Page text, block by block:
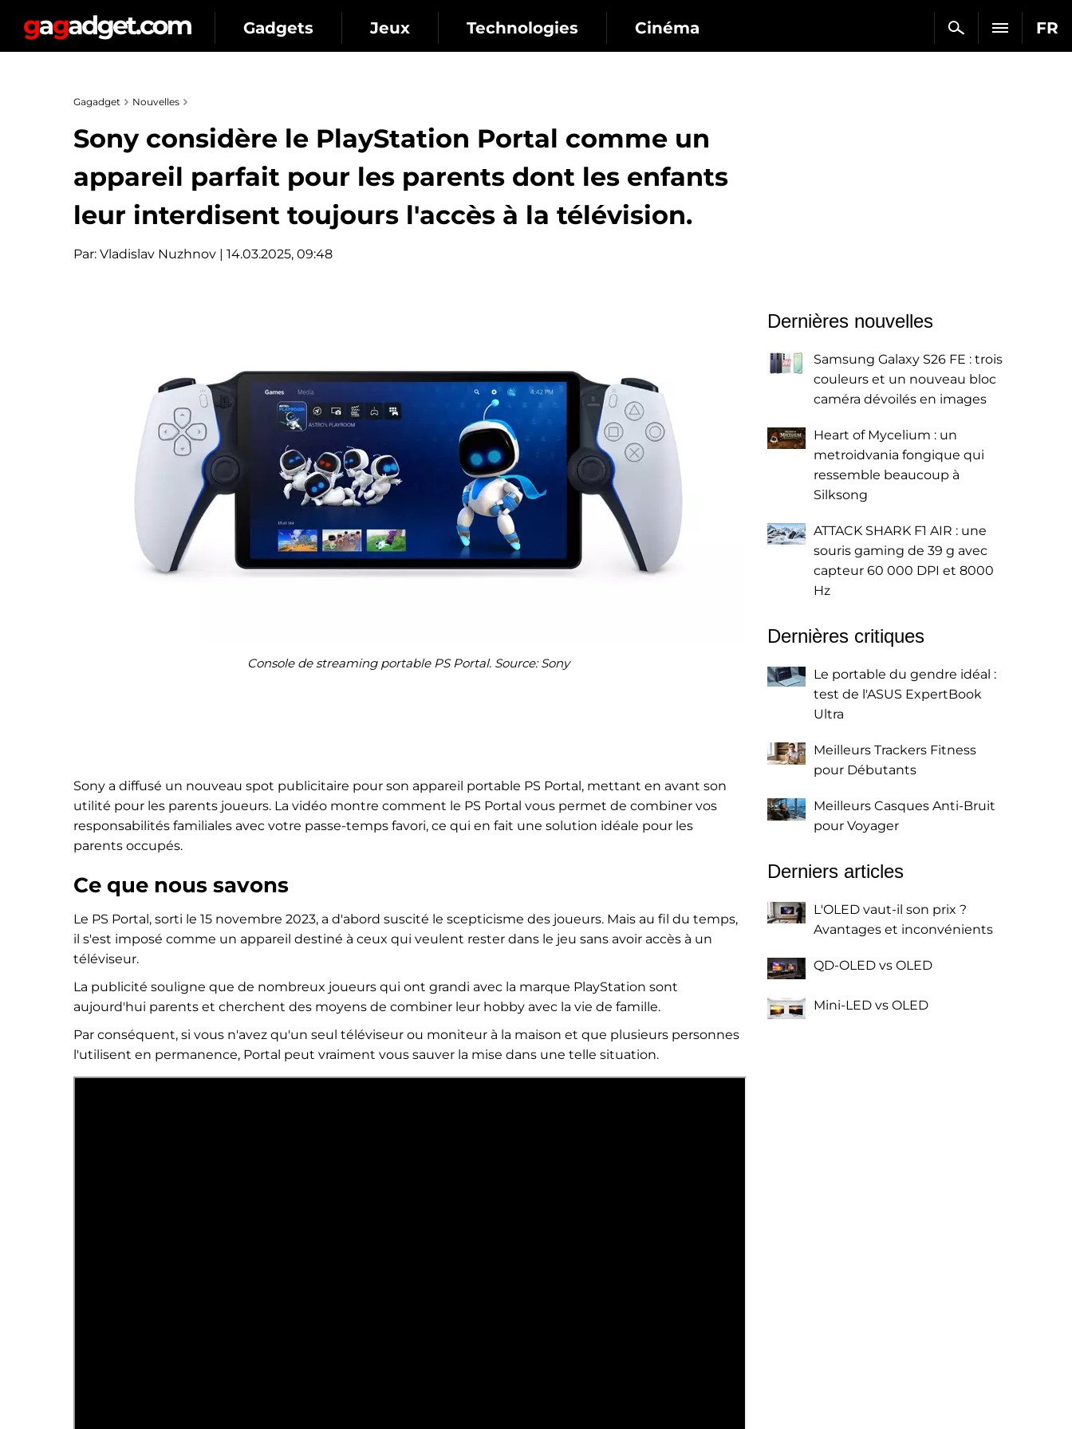
FR
Gadgets Jeux Technologies Cinéma
Gagadget Nouvelles
Sony considère le PlayStation Portal comme un
appareil parfait pour les parents dont les enfants
leur interdisent toujours l'accès à la télévision.
Par: Vladislav Nuzhnov | 14.03.2025, 09:48
Console de streaming portable PS Portal. Source: Sony
Sony a diffusé un nouveau spot publicitaire pour son appareil portable PS Portal, mettant en avant son
utilité pour les parents joueurs. La vidéo montre comment le PS Portal vous permet de combiner vos
responsabilités familiales avec votre passe-temps favori, ce qui en fait une solution idéale pour les
parents occupés.
Ce que nous savons
Le PS Portal, sorti le 15 novembre 2023, a d'abord suscité le scepticisme des joueurs. Mais au fil du temps,
il s'est imposé comme un appareil destiné à ceux qui veulent rester dans le jeu sans avoir accès à un
téléviseur.
La publicité souligne que de nombreux joueurs qui ont grandi avec la marque PlayStation sont
aujourd'hui parents et cherchent des moyens de combiner leur hobby avec la vie de famille.
Par conséquent, si vous n'avez qu'un seul téléviseur ou moniteur à la maison et que plusieurs personnes
l'utilisent en permanence, Portal peut vraiment vous sauver la mise dans une telle situation.
Dernières nouvelles
Samsung Galaxy S26 FE : trois
couleurs et un nouveau bloc
caméra dévoilés en images
Heart of Mycelium : un
metroidvania fongique qui
ressemble beaucoup à
Silksong
ATTACK SHARK F1 AIR : une
souris gaming de 39 g avec
capteur 60 000 DPI et 8000
Hz
Dernières critiques
Le portable du gendre idéal :
test de l'ASUS ExpertBook
Ultra
Meilleurs Trackers Fitness
pour Débutants
Meilleurs Casques Anti-Bruit
pour Voyager
Derniers articles
L'OLED vaut-il son prix ?
Avantages et inconvénients
QD-OLED vs OLED
Mini-LED vs OLED